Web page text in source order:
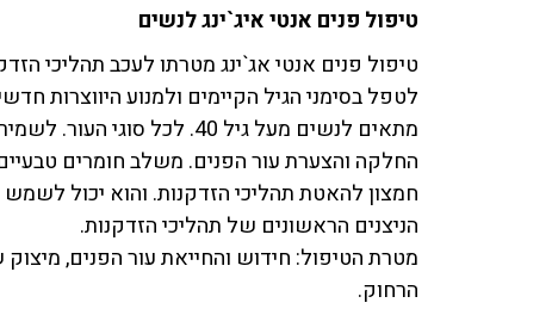
טיפול פנים אנטי איג`ינג לנשים
טיפול פנים אנטי אג`ינג מטרתו לעכב תהליכי
לטפל בסימני הגיל הקיימים ולמנוע היווצרות
מתאים לנשים מעל גיל 40. לכל
החלקה והצערת עור הפנים. משלב חומרים
הניצנים הראשונים של תהליכי הזדקנות.
​מטרת הטיפול: חידוש והחייאת עור הפנים,
הרחוק.